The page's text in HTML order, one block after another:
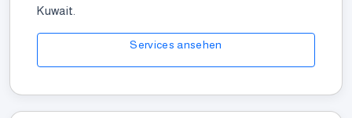
Kuwait.
Services ansehen